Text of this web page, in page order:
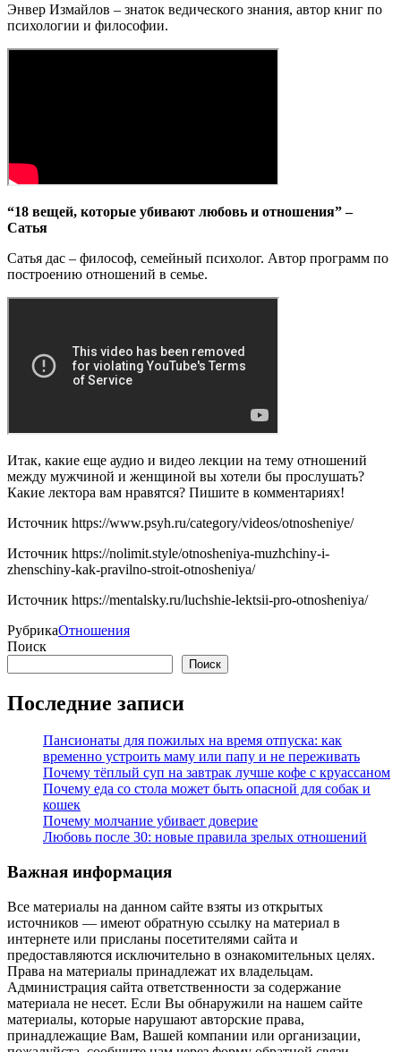
Энвер Измайлов – знаток ведического знания, автор книг по
психологии и философии.
“18 вещей, которые убивают любовь и отношения” –
Сатья
Сатья дас – философ, семейный психолог. Автор программ по
построению отношений в семье.
Итак, какие еще аудио и видео лекции на тему отношений
между мужчиной и женщиной вы хотели бы прослушать?
Какие лектора вам нравятся? Пишите в комментариях!
Источник https://www.psyh.ru/category/videos/otnosheniye/
Источник https://nolimit.style/otnosheniya-muzhchiny-i-
zhenschiny-kak-pravilno-stroit-otnosheniya/
Источник https://mentalsky.ru/luchshie-lektsii-pro-otnosheniya/
РубрикаОтношения
Поиск
Поиск
Последние записи
Пансионаты для пожилых на время отпуска: как
временно устроить маму или папу и не переживать
Почему тёплый суп на завтрак лучше кофе с круассаном
Почему еда со стола может быть опасной для собак и
кошек
Почему молчание убивает доверие
Любовь после 30: новые правила зрелых отношений
Важная информация
Все материалы на данном сайте взяты из открытых
источников — имеют обратную ссылку на материал в
интернете или присланы посетителями сайта и
предоставляются исключительно в ознакомительных целях.
Права на материалы принадлежат их владельцам.
Администрация сайта ответственности за содержание
материала не несет. Если Вы обнаружили на нашем сайте
материалы, которые нарушают авторские права,
принадлежащие Вам, Вашей компании или организации,